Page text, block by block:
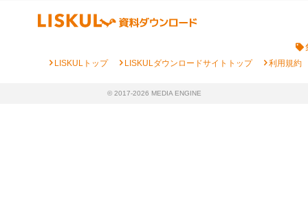
chevron_rightLISKULトップ chevron_rightLISKULダウンロードサイトトップ chevron_right利用規約
© 2017-2026 MEDIA ENGINE